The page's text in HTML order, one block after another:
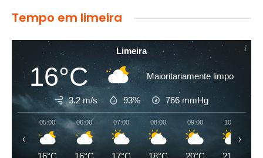
Tempo em limeira
Limeira
16°C Maioritariamente limpo
3.2 m/s 93% 766 mmHg
05:00 06:00 07:00 08:00 09:00 10:00
‹ ›